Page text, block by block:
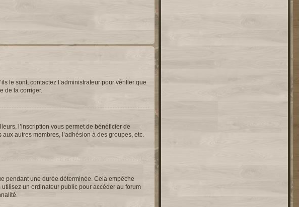
le sont, contactez l’administrateur pour vérifier que
de la corriger.
l’inscription vous permet de bénéficier de
autres membres, l’adhésion à des groupes, etc.
pendant une durée déterminée. Cela empêche
un ordinateur public pour accéder au forum